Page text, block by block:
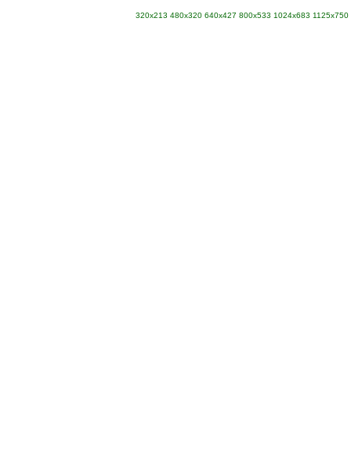
320x213 480x320 640x427 800x533 1024x683 1125x750